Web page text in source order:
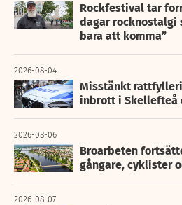
Rockfestival tar
dagar rocknostalgi
bara att komma”
2026-08-04
Misstänkt
inbrott i Skellefteå
2026-08-06
Broarbeten
gångare, cyklister
2026-08-07